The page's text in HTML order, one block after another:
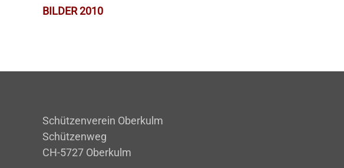
BILDER 2010
Schützenverein Oberkulm
Schützenweg
CH-5727 Oberkulm